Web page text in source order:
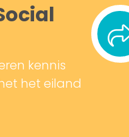
kennis
het eiland